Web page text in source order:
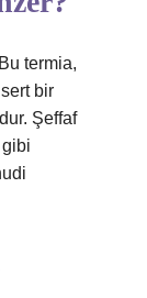
termia,
sert bir
Şeffaf